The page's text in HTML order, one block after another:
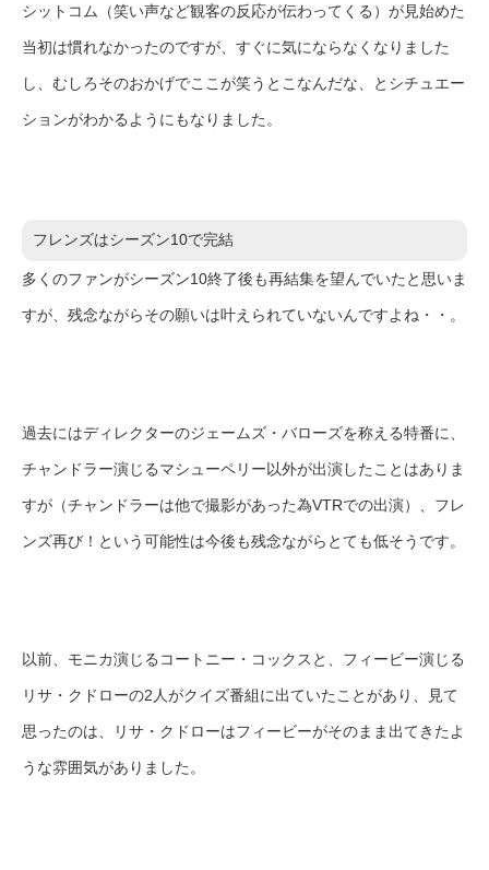
シットコム（笑い声など観客の反応が伝わってくる）が見始めた
当初は慣れなかったのですが、すぐに気にならなくなりました
し、むしろそのおかげでここが笑うとこなんだな、とシチュエー
ションがわかるようにもなりました。
フレンズはシーズン10で完結
多くのファンがシーズン10終了後も再結集を望んでいたと思いま
すが、残念ながらその願いは叶えられていないんですよね・・。
過去にはディレクターのジェームズ・バローズを称える特番に、
チャンドラー演じるマシューペリー以外が出演したことはありま
すが（チャンドラーは他で撮影があった為VTRでの出演）、フレ
ンズ再び！という可能性は今後も残念ながらとても低そうです。
以前、モニカ演じるコートニー・コックスと、フィービー演じる
リサ・クドローの2人がクイズ番組に出ていたことがあり、見て
思ったのは、リサ・クドローはフィービーがそのまま出てきたよ
うな雰囲気がありました。